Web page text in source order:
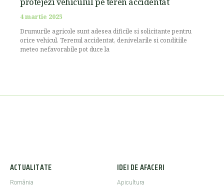
4 martie 2025
Drumurile agricole sunt adesea dificile si solicitante pentru
orice vehicul. Terenul accidentat, denivelarile si conditiile
meteo nefavorabile pot duce la
ACTUALITATE
România
IDEI DE AFACERI
Apicultura